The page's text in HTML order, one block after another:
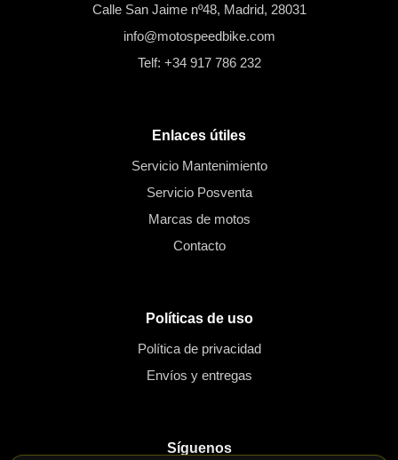
Calle San Jaime nº48, Madrid, 28031
info@motospeedbike.com
Telf: +34 917 786 232
Enlaces útiles
Servicio Mantenimiento
Servicio Posventa
Marcas de motos
Contacto
Políticas de uso
Política de privacidad
Envíos y entregas
Síguenos